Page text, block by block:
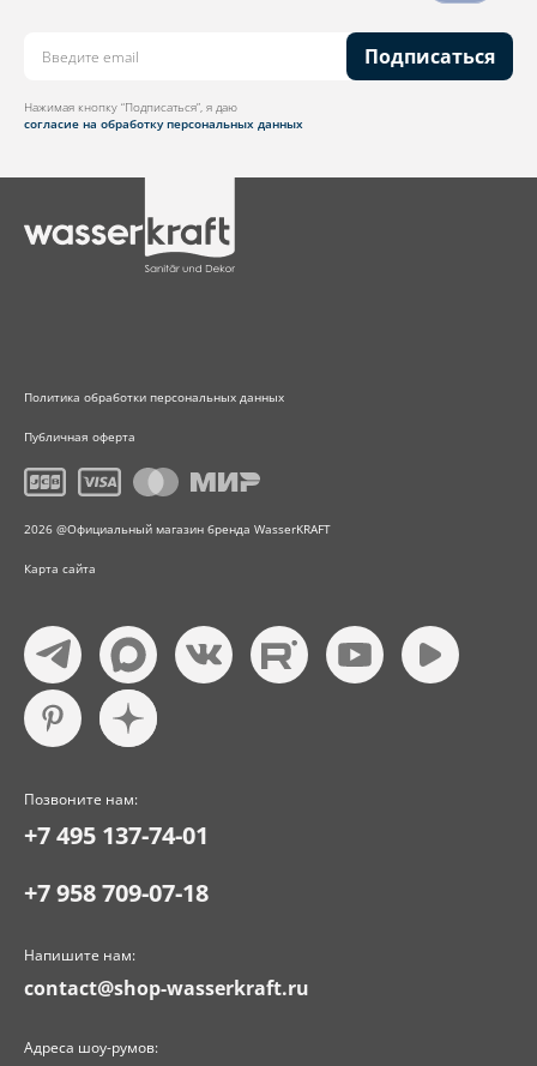
Подписаться
Нажимая кнопку “Подписаться”, я даю
согласие на обработку персональных данных
Политика обработки персональных данных
Публичная оферта
2026 @Официальный магазин бренда WasserKRAFT
Карта сайта
Позвоните нам:
+7 495 137-74-01
+7 958 709-07-18
Напишите нам:
contact@shop-wasserkraft.ru
Адреса шоу-румов: